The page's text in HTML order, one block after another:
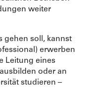
weiter
gehen soll, kannst
erwerben
Leitung eines
oder an
studieren –